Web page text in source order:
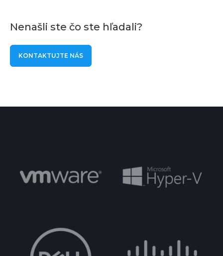
Nenašli ste čo ste hľadali?
KONTAKTUJTE NÁS